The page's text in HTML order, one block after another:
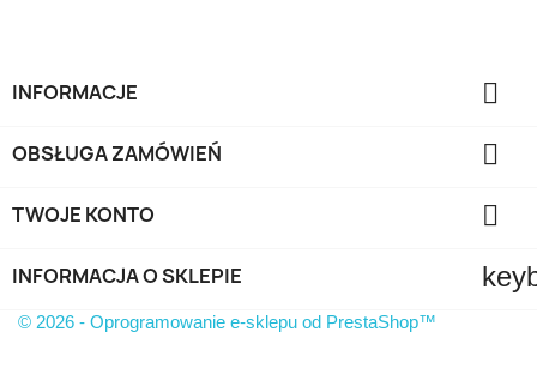
INFORMACJE 
OBSŁUGA ZAMÓWIEŃ 
TWOJE KONTO 
INFORMACJA O SKLEPIE
© 2026 - Oprogramowanie e-sklepu od PrestaShop™